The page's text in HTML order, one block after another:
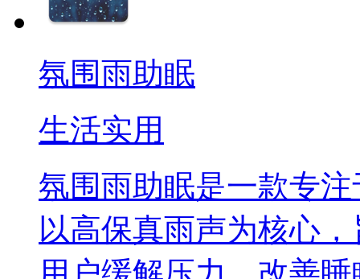
氛围雨助眠
生活实用
氛围雨助眠是一款专
以高保真雨声为核心